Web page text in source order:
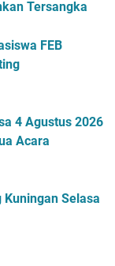
Tersangka
FEB
4 Agustus 2026
Acara
Selasa